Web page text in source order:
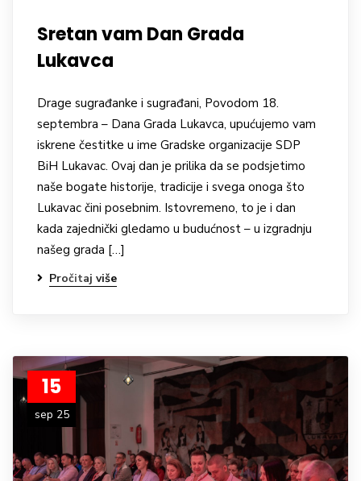
Sretan vam Dan Grada
Lukavca
Drage sugrađanke i sugrađani, Povodom 18.
septembra – Dana Grada Lukavca, upućujemo vam
iskrene čestitke u ime Gradske organizacije SDP
BiH Lukavac. Ovaj dan je prilika da se podsjetimo
naše bogate historije, tradicije i svega onoga što
Lukavac čini posebnim. Istovremeno, to je i dan
kada zajednički gledamo u budućnost – u izgradnju
našeg grada […]
Pročitaj više
15
sep 25